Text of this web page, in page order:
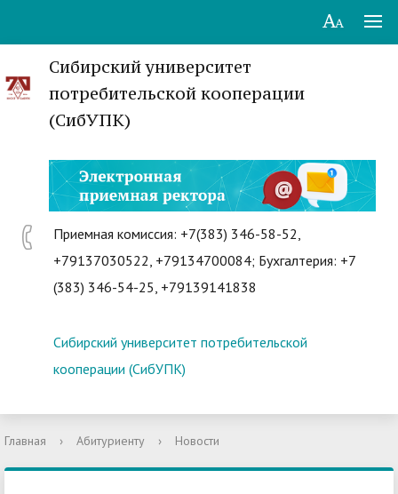
Сибирский университет
потребительской кооперации
(СибУПК)
Приемная комиссия: +7(383) 346-58-52,
+79137030522, +79134700084; Бухгалтерия: +7
(383) 346-54-25, +79139141838
Сибирский университет потребительской
кооперации (СибУПК)
Главная › Абитуриенту › Новости